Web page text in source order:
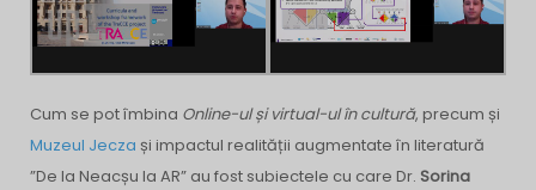
Cum se pot îmbina Online-ul și virtual-ul în cultură, precum și
Muzeul Jecza și impactul realității augmentate în literatură
”De la Neacșu la AR” au fost subiectele cu care Dr. Sorina